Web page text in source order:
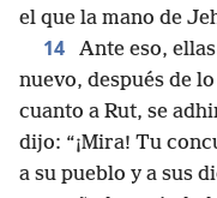
el que la mano de
14
Ante eso,
nuevo, después de
cuanto a Rut, se
dijo: “¡Mira! Tu
a su pueblo y a sus